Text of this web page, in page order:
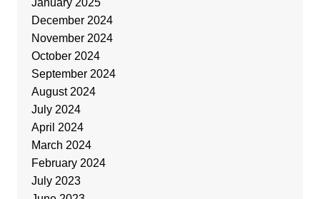
January 2025
December 2024
November 2024
October 2024
September 2024
August 2024
July 2024
April 2024
March 2024
February 2024
July 2023